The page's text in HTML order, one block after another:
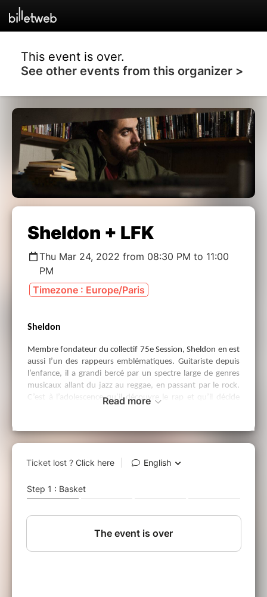
This event is over.
See other events from this organizer >
Sheldon + LFK
Thu Mar 24, 2022 from 08:30 PM to 11:00
PM
Timezone : Europe/Paris
Sheldon
Membre fondateur du collectif 75e Session, Sheldon en est
aussi l’un des rappeurs emblématiques. Guitariste depuis
l’enfance, il a grandi bercé par un spectre large de genres
musicaux allant du jazz au reggae, en passant par le rock.
C’est à l’adolescence qu’il découvre le rap et qu’il décide
producteur et musicien multi-instrumentiste, ses multiples
casquettes lui ont permis de créer un univers original au
cœur d'un volcan créatif. En cinq EP et un premier album,
Lune Noire , Sheldon a développé une écriture à la fois
univers fantastique, riche en métaphores et en images.
LFK
LFK a commencé sa carrière il y a 6 ans dans le groupe Les
Losa avec l'artiste Bramsito. Ils se font connaitre du grand
Read more